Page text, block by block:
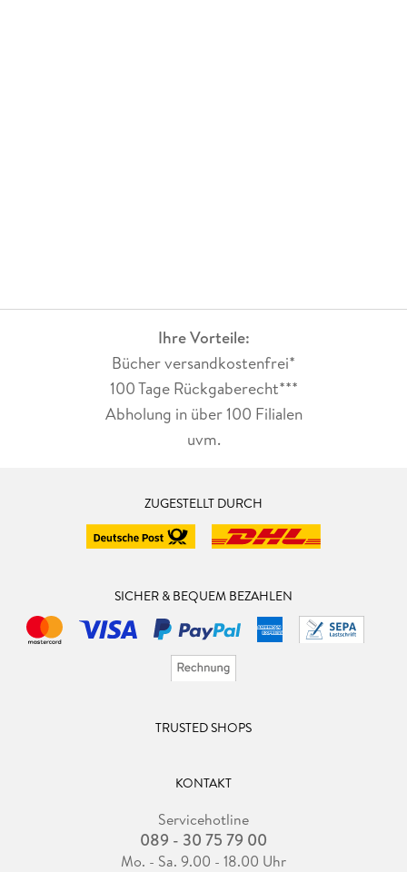
Ihre Vorteile:
Bücher versandkostenfrei*
100 Tage Rückgaberecht***
Abholung in über 100 Filialen
uvm.
ZUGESTELLT DURCH
SICHER & BEQUEM BEZAHLEN
TRUSTED SHOPS
KONTAKT
Servicehotline
089 - 30 75 79 00
Mo. - Sa. 9.00 - 18.00 Uhr